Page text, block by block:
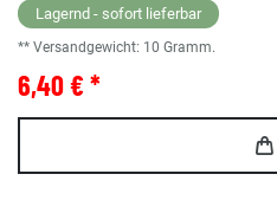
Lagernd - sofort lieferbar
** Versandgewicht: 10 Gramm.
6,40 € *